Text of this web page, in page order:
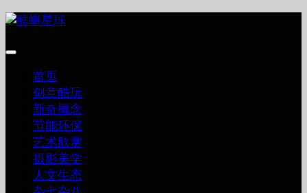
跳
内
首页
创意酷玩
新奇概念
节能环保
艺术欣赏
摄影美学
人文生态